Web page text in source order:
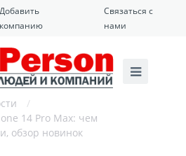
Добавить
компанию
Связаться с
нами
/
14 Pro Max: чем
обзор новинок